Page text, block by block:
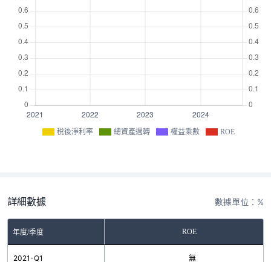
稅後淨利率 總資產週轉 權益乘數 ROE
詳細數據 數據單位：%
年度/季度 ROE
2021-Q1 無